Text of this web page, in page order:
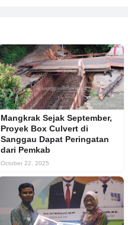
Mangkrak Sejak September,
Proyek Box Culvert di
Sanggau Dapat Peringatan
dari Pemkab
October 22, 2025